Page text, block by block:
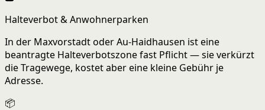
Halteverbot & Anwohnerparken
In der Maxvorstadt oder Au-Haidhausen ist eine
beantragte Halteverbotszone fast Pflicht — sie verkürzt
die Tragewege, kostet aber eine kleine Gebühr je
Adresse.
📦